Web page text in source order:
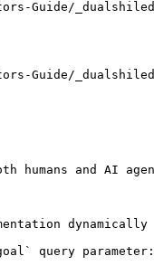
Guide/
Guide/
humans and AI
dynamically
query parameter: